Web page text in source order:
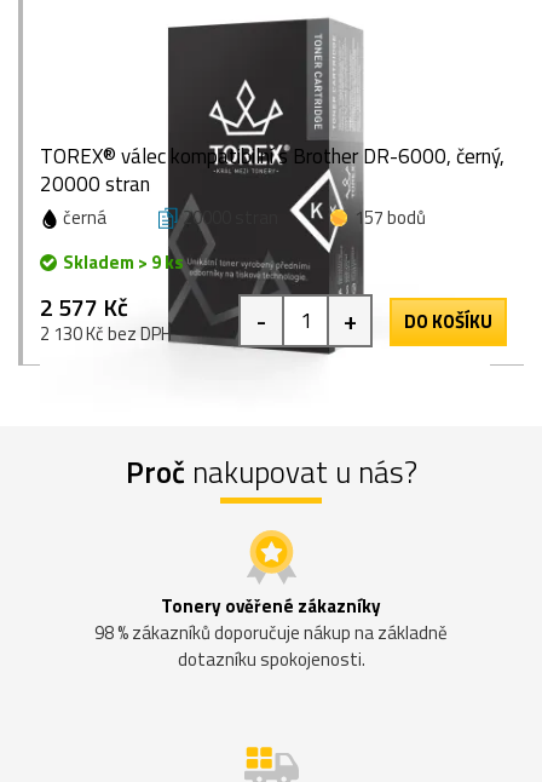
TOREX® válec kompatibilní s Brother DR-6000, černý,
20000 stran
černá 20000 stran
157 bodů
Skladem > 9 ks
2 577 Kč
2 130 Kč bez DPH - + DO KOŠÍKU
Proč nakupovat u nás?
Tonery ověřené zákazníky
98 % zákazníků doporučuje nákup na základně
dotazníku spokojenosti.